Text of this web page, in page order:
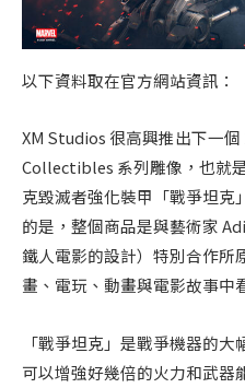
以下資料取在官方網站資訊：
XM Studios 很高興推出下一個
Collectibles 系列雕像，也就
克毀滅者強化裝甲「戰爭坦克
的是，整個商品是與藝術​​家
鐵人電影的設計）特別合作所
畫、電玩、動畫與電影故事中
「戰爭坦克」是戰爭機器的
可以增強好幾倍的火力和武器